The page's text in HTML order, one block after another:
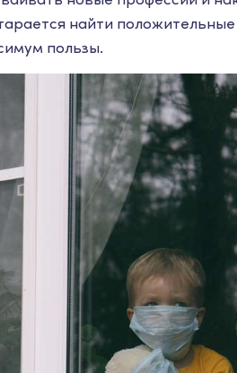
найти
пользы.